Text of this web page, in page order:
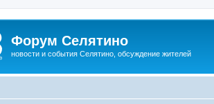
Форум Селятино
новости и события Селятино, обсуждение жителей